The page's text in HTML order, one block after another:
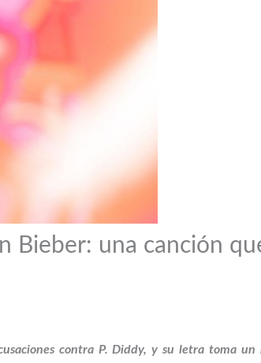
Bieber: una canción
contra P. Diddy, y su letra toma